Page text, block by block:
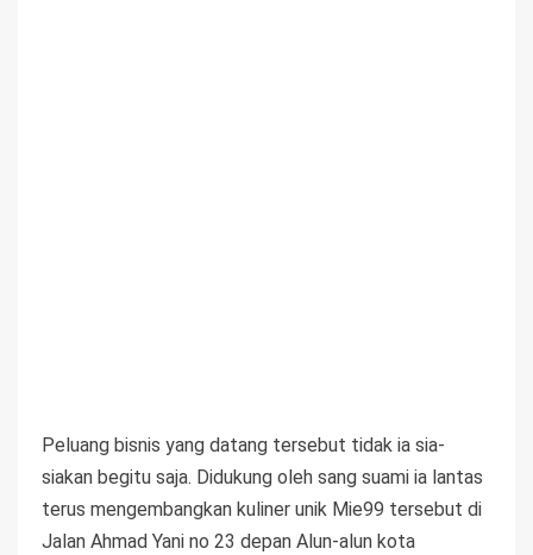
Peluang bisnis yang datang tersebut tidak ia sia-
siakan begitu saja. Didukung oleh sang suami ia lantas
terus mengembangkan kuliner unik Mie99 tersebut di
Jalan Ahmad Yani no 23 depan Alun-alun kota